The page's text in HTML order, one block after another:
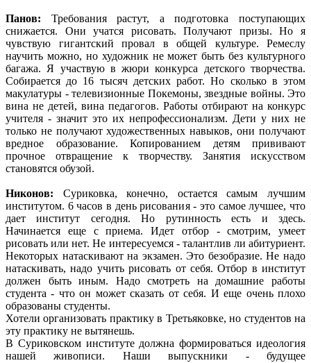
Панов: Требования растут, а подготовка поступающих
снижается. Они учатся рисовать. Получают призы. Но я
чувствую гигантский провал в общей культуре. Ремеслу
научить можно, но художник не может быть без культурного
багажа. Я участвую в жюри конкурса детского творчества.
Собирается до 16 тысяч детских работ. Но сколько в этом
макулатуры - телевизионные Покемоны, звездные войны. Это
вина не детей, вина педагогов. Работы отбирают на конкурс
учителя - значит это их непрофессионализм. Дети у них не
только не получают художественных навыков, они получают
вредное образование. Копированием детям прививают
прочное отвращение к творчеству. Занятия искусством
становятся обузой.
Никонов: Суриковка, конечно, остается самым лучшим
институтом. 6 часов в день рисования - это самое лучшее, что
дает институт сегодня. Но рутинность есть и здесь.
Начинается еще с приема. Идет отбор - смотрим, умеет
рисовать или нет. Не интересуемся - талантлив ли абитуриент.
Некоторых натаскивают на экзамен. Это безобразие. Не надо
натаскивать, надо учить рисовать от себя. Отбор в институт
должен быть иным. Надо смотреть на домашние работы
студента - что он может сказать от себя. И еще очень плохо
образованы студенты.
Хотели организовать практику в Третьяковке, но студентов на
эту практику не вытянешь.
В Суриковском институте должна формироваться идеология
нашей живописи. Наши выпускники - будущее